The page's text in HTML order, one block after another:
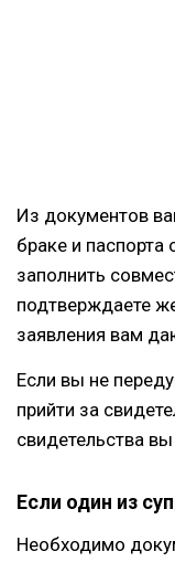
Из документов
браке и паспорта
заполнить
подтверждаете
заявления вам
Если вы не
прийти за
свидетельства
Если один из
Необходимо